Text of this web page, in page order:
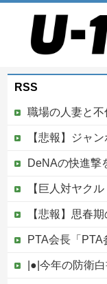
RSS
職場の人妻と不
【悲報】ジャンポケ
DeNAの快進撃を支える”レイノルズ提
【巨人対ヤクルト19回戦】巨人、8回
【悲報】思春期の娘に
PTA会長「PTA参加
|●|今年の防衛白書にメディア